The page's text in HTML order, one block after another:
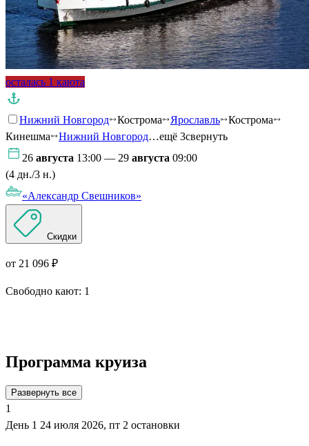
осталась 1 каюта
Нижний Новгород Кострома Ярославль
Кострома
Кинешма
Нижний Новгород…ещё 3свернуть
26 августа 13:00 — 29 августа 09:00
(4 дн./3 н.)
«Александр Свешников»
Скидки
от 21 096 ₽
Свободно кают: 1
Программа круиза
Развернуть все
1
День 1 24 июля 2026, пт 2 остановки